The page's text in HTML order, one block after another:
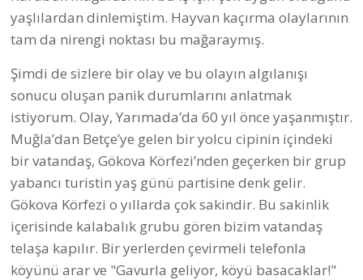
yaşlılardan dinlemiştim. Hayvan kaçırma olaylarının
tam da nirengi noktası bu mağaraymış.
Şimdi de sizlere bir olay ve bu olayın algılanışı
sonucu oluşan panik durumlarını anlatmak
istiyorum. Olay, Yarımada’da 60 yıl önce yaşanmıştır.
Muğla’dan Betçe’ye gelen bir yolcu cipinin içindeki
bir vatandaş, Gökova Körfezi’nden geçerken bir grup
yabancı turistin yaş günü partisine denk gelir.
Gökova Körfezi o yıllarda çok sakindir. Bu sakinlik
içerisinde kalabalık grubu gören bizim vatandaş
telaşa kapılır. Bir yerlerden çevirmeli telefonla
köyünü arar ve "Gavurla geliyor, köyü basacaklar!"